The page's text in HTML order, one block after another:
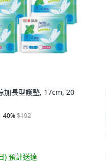
加長型護墊, 17cm, 20
40%$192
) 預計送達